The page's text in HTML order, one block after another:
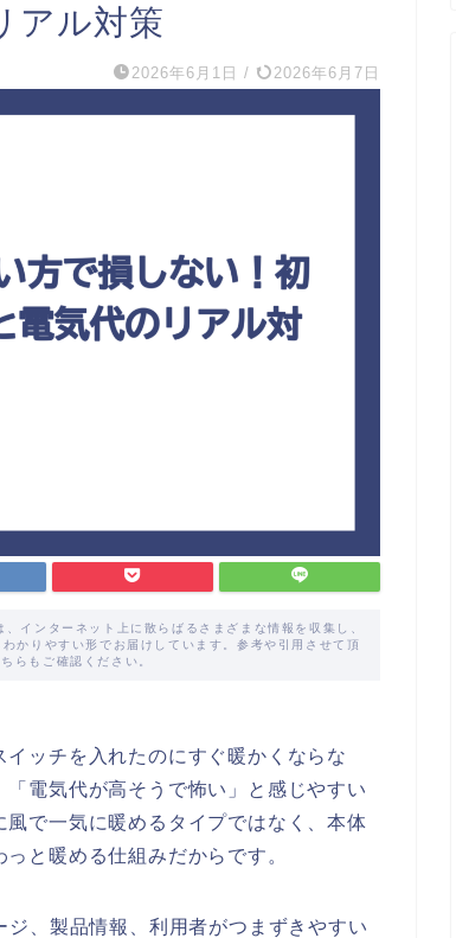
アル対策
2026年6月1日 / 2026年6月7日
インターネット上に散らばるさまざまな情報を収集し、
かりやすい形でお届けしています。参考や引用させて頂
らもご確認ください。
ッチを入れたのにすぐ暖かくならな
電気代が高そうで怖い」と感じやすい
で一気に暖めるタイプではなく、本体
と暖める仕組みだからです。
、製品情報、利用者がつまずきやすい